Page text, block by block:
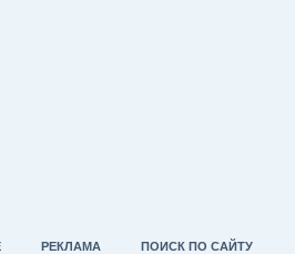
РЕКЛАМА ПОИСК ПО САЙТУ